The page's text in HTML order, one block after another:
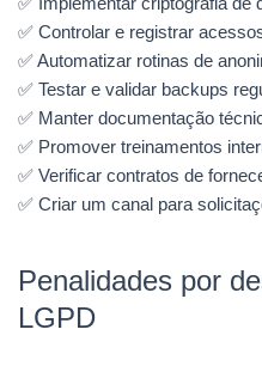
✅ Controlar e registrar
✅ Automatizar rotinas de
✅ Testar e validar backups
✅ Manter documentação
✅ Promover treinamentos
✅ Verificar contratos de
✅ Criar um canal para
Penalidades por
LGPD